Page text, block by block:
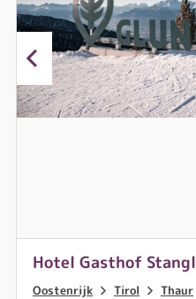
Hotel Gasthof Stangl
Oostenrijk Tirol
Thaur